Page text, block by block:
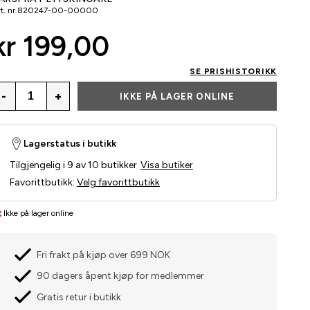
nr 820247-00-00000
199,00
SE PRISHISTORIKK
- + IKKE PÅ LAGER ONLINE
Ikke på lager online
Lagerstatus i butikk
Tilgjengelig i 9 av 10 butikker Visa butiker
Favorittbutikk: Velg favorittbutikk
Fri frakt på kjøp over 699 NOK
90 dagers åpent kjøp for medlemmer
Gratis retur i butikk